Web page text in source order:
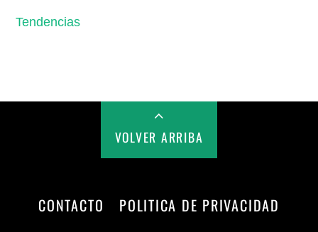
Tendencias
VOLVER ARRIBA
CONTACTO POLITICA DE PRIVACIDAD